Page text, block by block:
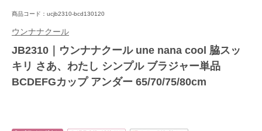
商品コード：ucjb2310-bcd130120
ウンナナクール
JB2310｜ウンナナクール une nana cool 脇スッ
キリ さあ、わたし シンプル ブラジャー単品
BCDEFGカップ アンダー 65/70/75/80cm